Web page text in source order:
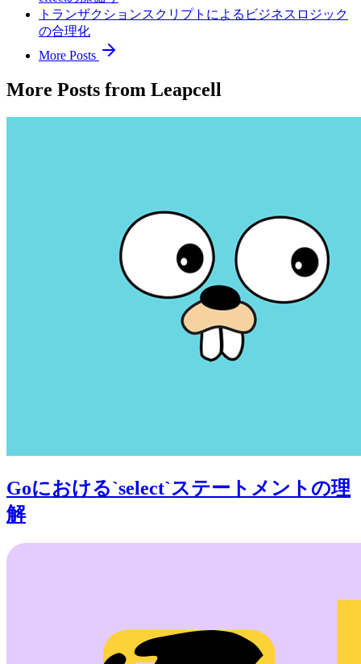
トランザクションスクリプトによるビジネスロジック
の合理化
More Posts
More Posts from Leapcell
Goにおける`select`ステートメントの理
解